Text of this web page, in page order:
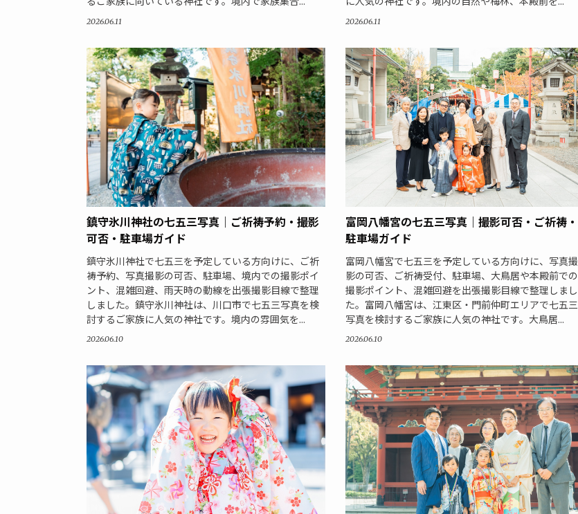
2026.06.11 2026.06.11
鎮守氷川神社の七五三写真｜ご祈祷予約・撮影
可否・駐車場ガイド
鎮守氷川神社で七五三を予定している方向けに、ご祈
祷予約、写真撮影の可否、駐車場、境内での撮影ポイ
ント、混雑回避、雨天時の動線を出張撮影目線で整理
しました。鎮守氷川神社は、川口市で七五三写真を検
討するご家族に人気の神社です。境内の雰囲気を...
2026.06.10
富岡八幡宮の七五三写真｜撮影可否・ご祈祷・
駐車場ガイド
富岡八幡宮で七五三を予定している方向けに、写真撮
影の可否、ご祈祷受付、駐車場、大鳥居や本殿前での
撮影ポイント、混雑回避を出張撮影目線で整理しまし
た。富岡八幡宮は、江東区・門前仲町エリアで七五三
写真を検討するご家族に人気の神社です。大鳥居...
2026.06.10